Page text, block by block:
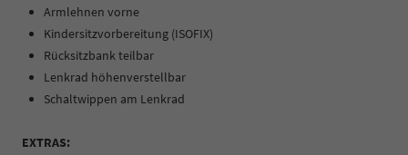
Armlehnen vorne
Kindersitzvorbereitung (ISOFIX)
Rücksitzbank teilbar
Lenkrad höhenverstellbar
Schaltwippen am Lenkrad
EXTRAS: